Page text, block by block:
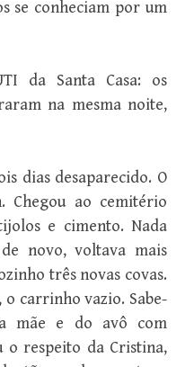
se conheciam por um
da Santa Casa: os
na mesma noite,
dias desaparecido. O
ao cemitério
e cimento. Nada
novo, voltava mais
três novas covas.
carrinho vazio. Sabe-
mãe e do avô com
o respeito da Cristina,